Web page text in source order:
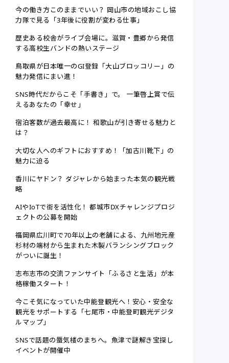
今の働き方このままでいい？ 岡山市の地域おこし協
力隊で見る「3年後に役割が変わる仕事」
歴史ある校舎がライブ会場に。滋賀・豊郷から発信
する高校生バンドの熱いステージ
鳥取県が日本唯一のGI登録「大山ブロッコリー」の
魅力発信にまい進！
SNS時代だからこそ「手書き」で。 一筆啓上賞で伝
えるあなたの「幸せ」
宿泊客数が過去最高に！ 和歌山が引き寄せる魅力と
は？
大切な人へのギフトにおすすめ！「加古川靴下」の
魅力に迫る
香川にヤドン？ ダジャレから始まった本気の観光戦
略
AIやIoTで街を活性化！ 都城市DXチャレンジプロジ
ェクトの公募を開始
福岡県広川町で70年以上の老舗による、九州地元産
杉材の端材から生まれた木製バランシングブロック
がついに誕生！
志布志市の交流ファンサイト「ふるさと生活」が本
格稼働スタート！
今こそ気になっていた中能登観光へ！安心・安全な
観光をサポートする「七尾市・中能登町観光デジタ
ルマップ」
SNSで話題の蜃気楼のまちへ。魚津で謎解き宝探し
イベントが開催中